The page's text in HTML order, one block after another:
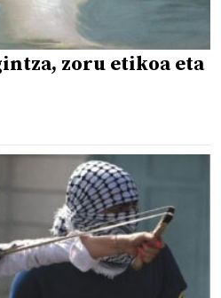
zoru etikoa eta